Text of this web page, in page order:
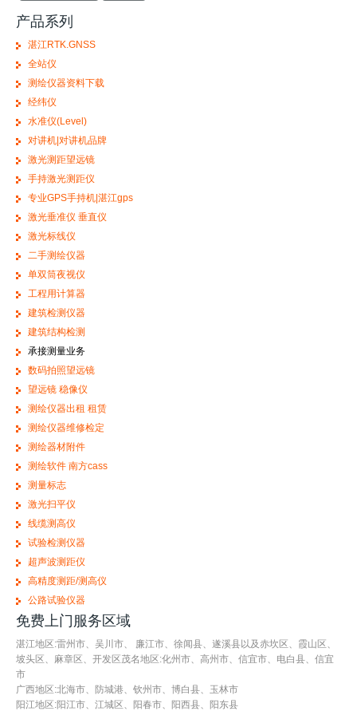
产品系列
湛江RTK.GNSS
全站仪
测绘仪器资料下载
经纬仪
水准仪(Level)
对讲机|对讲机品牌
激光测距望远镜
手持激光测距仪
专业GPS手持机|湛江gps
激光垂准仪 垂直仪
激光标线仪
二手测绘仪器
单双筒夜视仪
工程用计算器
建筑检测仪器
建筑结构检测
承接测量业务
数码拍照望远镜
望远镜 稳像仪
测绘仪器出租 租赁
测绘仪器维修检定
测绘器材附件
测绘软件 南方cass
测量标志
激光扫平仪
线缆测高仪
试验检测仪器
超声波测距仪
高精度测距/测高仪
公路试验仪器
免费上门服务区域
湛江地区:雷州市、吴川市、 廉江市、徐闻县、遂溪县以及赤坎区、霞山区、
坡头区、麻章区、开发区茂名地区:化州市、高州市、信宜市、电白县、信宜
市
广西地区:北海市、防城港、钦州市、博白县、玉林市
阳江地区:阳江市、江城区、阳春市、阳西县、阳东县